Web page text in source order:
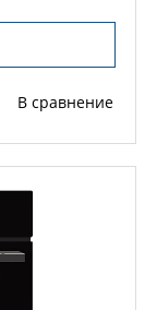
В сравнение